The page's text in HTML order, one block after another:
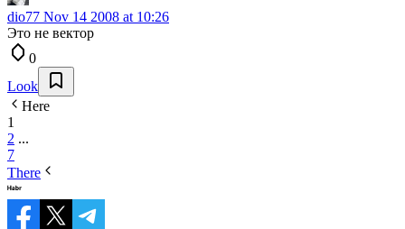
dio77 Nov 14 2008 at 10:26
Это не вектор
0
Look
Here
1
2 ...
7
There